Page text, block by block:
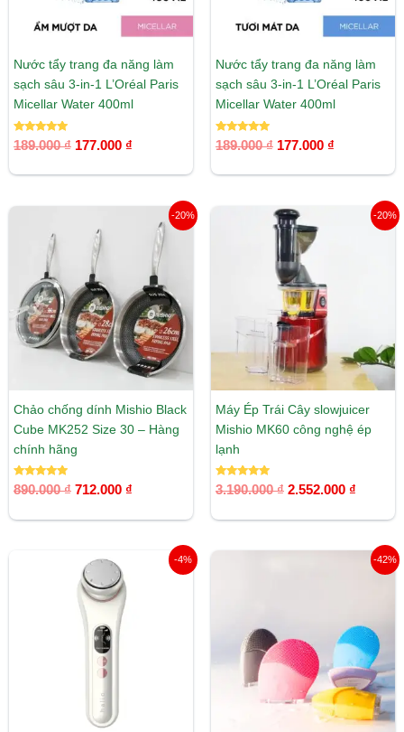
Nước tẩy trang đa năng làm
sạch sâu 3-in-1 L’Oréal Paris
Micellar Water 400ml
Được xếp
hạng
189.000₫ 177.000 ₫
Nước tẩy trang đa năng làm
sạch sâu 3-in-1 L’Oréal Paris
Micellar Water 400ml
Được xếp
hạng
189.000₫ 177.000 ₫
-20%
Chảo chống dính Mishio Black
Cube MK252 Size 30 – Hàng
chính hãng
Được xếp
hạng
890.000₫
gốc
890.000 ₫.
712.000 ₫
hiện
712.000 ₫.
-20%
Máy Ép Trái Cây slowjuicer
Mishio MK60 công nghệ ép
lạnh
Được xếp
hạng
3.190.000₫
Giá
gốc
là:
3.190.000 ₫.
2.552.000 ₫
Giá
hiện
-4%
Giá
gốc
là:
2.500.000 ₫.
Giá
hiện
-42%
415.000 ₫.